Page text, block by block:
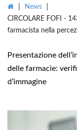
News
CIRCOLARE FOFI -
farmacista nella
Presentazione
delle farmacie:
d’immagine